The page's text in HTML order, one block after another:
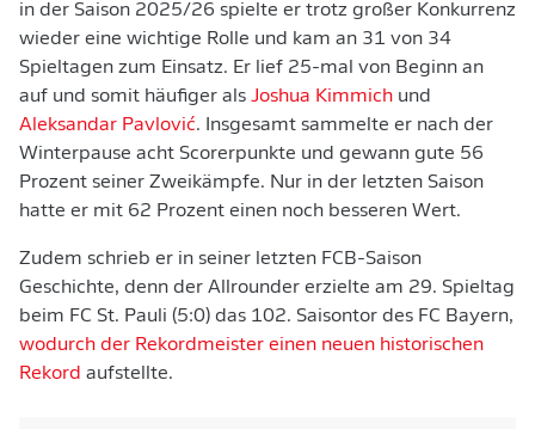
in der Saison 2025/26 spielte er trotz großer Konkurrenz
wieder eine wichtige Rolle und kam an 31 von 34
Spieltagen zum Einsatz. Er lief 25-mal von Beginn an
auf und somit häufiger als Joshua Kimmich und
Aleksandar Pavlović. Insgesamt sammelte er nach der
Winterpause acht Scorerpunkte und gewann gute 56
Prozent seiner Zweikämpfe. Nur in der letzten Saison
hatte er mit 62 Prozent einen noch besseren Wert.
Zudem schrieb er in seiner letzten FCB-Saison
Geschichte, denn der Allrounder erzielte am 29. Spieltag
beim FC St. Pauli (5:0) das 102. Saisontor des FC Bayern,
wodurch der Rekordmeister einen neuen historischen
Rekord aufstellte.